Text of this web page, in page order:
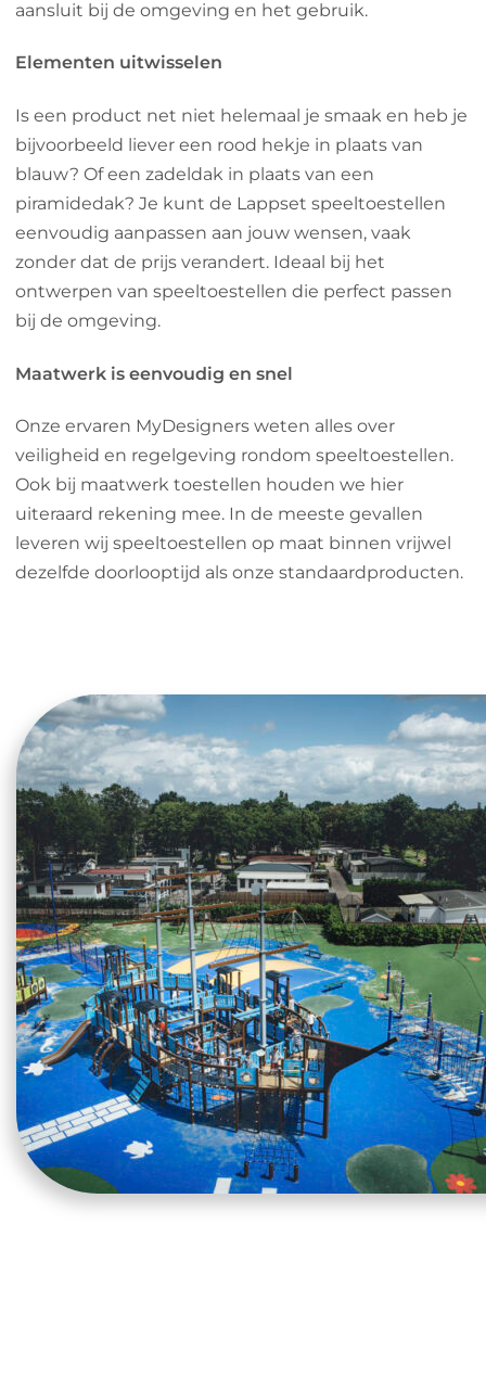
aansluit bij de omgeving en het gebruik.
Elementen uitwisselen
Is een product net niet helemaal je smaak en heb je
bijvoorbeeld liever een rood hekje in plaats van
blauw? Of een zadeldak in plaats van een
piramidedak? Je kunt de Lappset speeltoestellen
eenvoudig aanpassen aan jouw wensen, vaak
zonder dat de prijs verandert. Ideaal bij het
ontwerpen van speeltoestellen die perfect passen
bij de omgeving.
Maatwerk is eenvoudig en snel
Onze ervaren MyDesigners weten alles over
veiligheid en regelgeving rondom speeltoestellen.
Ook bij maatwerk toestellen houden we hier
uiteraard rekening mee. In de meeste gevallen
leveren wij speeltoestellen op maat binnen vrijwel
dezelfde doorlooptijd als onze standaardproducten.